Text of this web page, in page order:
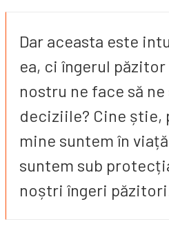
Dar aceasta este
ea, ci îngerul
nostru ne face să
deciziile? Cine știe,
mine suntem în
suntem sub
noștri îngeri